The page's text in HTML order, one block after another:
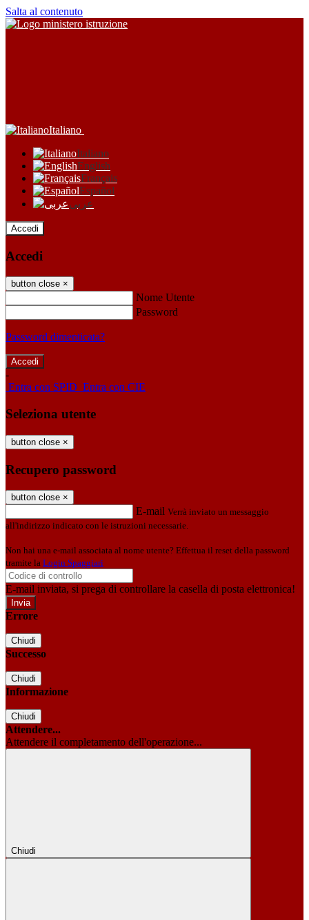
Salta al contenuto
Italiano
Italiano
English
Français
Español
عربى
Accedi
Accedi
button close ×
Nome Utente
Password
Password dimenticata?
-
Entra con SPID Entra con CIE
Seleziona utente
button close ×
Recupero password
button close ×
E-mail Verrà inviato un messaggio
all'indirizzo indicato con le istruzioni necessarie.
Non hai una e-mail associata al nome utente? Effettua il reset della password
tramite la Login Spaggiari
E-mail inviata, si prega di controllare la casella di posta elettronica!
Errore
Chiudi
Successo
Chiudi
Informazione
Chiudi
Attendere...
Attendere il completamento dell'operazione...
Chiudi